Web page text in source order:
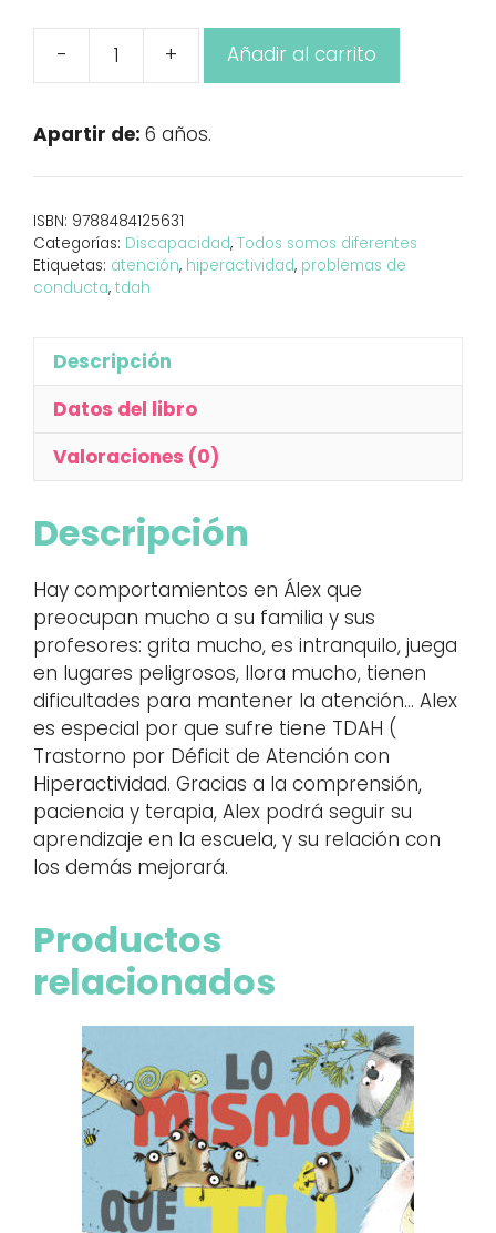
-
¡Álex,
+ Añadir al carrito
Apartir de: 6 años.
ISBN: 9788484125631
Categorías: Discapacidad, Todos somos diferentes
Etiquetas: atención, hiperactividad, problemas de
conducta, tdah
Descripción
Datos del libro
Valoraciones (0)
Descripción
Hay comportamientos en Álex que
preocupan mucho a su familia y sus
profesores: grita mucho, es intranquilo, juega
en lugares peligrosos, llora mucho, tienen
dificultades para mantener la atención… Alex
es especial por que sufre tiene TDAH (
Trastorno por Déficit de Atención con
Hiperactividad. Gracias a la comprensión,
paciencia y terapia, Alex podrá seguir su
aprendizaje en la escuela, y su relación con
los demás mejorará.
Productos
relacionados